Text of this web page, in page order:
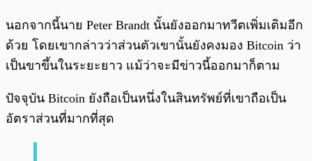
นอกจากนี้นาย Peter Brandt นั้นยังออกมาทวีตเพิ่มเติมอีก
ด้วย โดยเขากล่าวว่าส่วนตัวเขานั้นยังคงมอง Bitcoin ว่า
เป็นขาขึ้นในระยะยาว แม้ว่าจะมีข่าวนี้ออกมาก็ตาม
ปัจจุบัน Bitcoin ยังถือเป็นหนึ่งในสินทรัพย์ที่เขาถือเป็น
อัตราส่วนที่มากที่สุด